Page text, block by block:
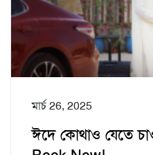
মার্চ 26, 2025
ঈদে কোথাও যেতে